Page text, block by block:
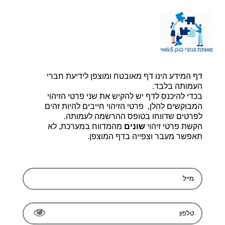
דף הבית |יצירת קשר |
דף המידע הינו דף מאובטח ומוצפן לידיעת חברי
העמותה בלבד.
בכדי להיכנס לדף יש להקיש את שני פרטי הזיהוי
המבוקשים להלן, פרטי הזיהוי חייבים להיות זהים
לפרטים שדווחו בטופס ההרשמה לעמותה.
הקשת פרטי זיהוי שונים מהמדווח במערכת, לא
תאפשר מעבר וצפייה בדף המוצפן.
עמותת בוגרי בנק לאומי, ע.ר 580014348